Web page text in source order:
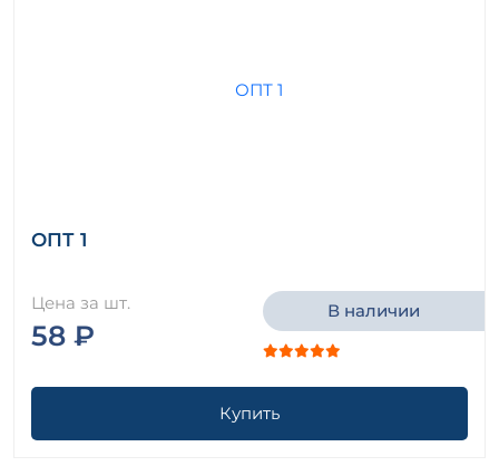
ОПТ 1
Цена за шт.
58 ₽
В наличии
Купить